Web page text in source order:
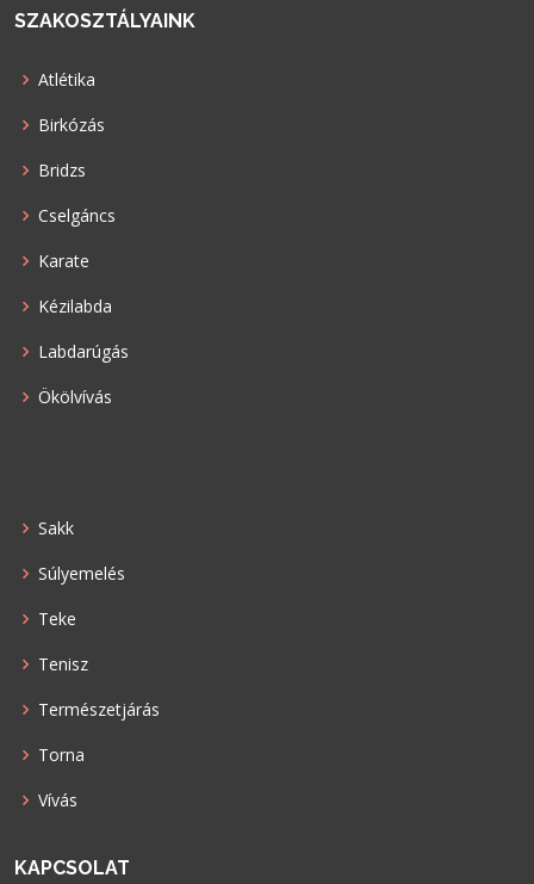
SZAKOSZTÁLYAINK
Atlétika
Birkózás
Bridzs
Cselgáncs
Karate
Kézilabda
Labdarúgás
Ökölvívás
Sakk
Súlyemelés
Teke
Tenisz
Természetjárás
Torna
Vívás
KAPCSOLAT